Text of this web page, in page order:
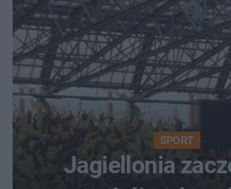
SPORT
Jagiellonia